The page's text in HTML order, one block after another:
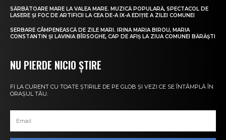
SĂRBĂTOARE MARE LA VALEA MARE. MUZICĂ POPULARĂ, SPECTACOL DE
LASERE ȘI FOC DE ARTIFICII LA CEA DE-A IX-A EDIȚIE A ZILEI COMUNEI
SERBARE CÂMPENEASCĂ DE ZILE MARI. IRINA MARIA BIROU, MARIA
CONSTANTIN ȘI LAVINIA BÎRSOGHE, CAP DE AFIȘ LA ZIUA COMUNEI BĂRĂȘTI
NU PIERDE NICIO ȘTIRE
FI LA CURENT CU TOATE ȘTIRILE DE PE GLOB ȘI VEZI CE SE ÎNTÂMPLĂ ÎN
ORAȘUL TĂU.